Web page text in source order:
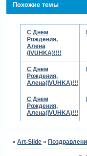
Похожие темы
С Днем
Рождения,
Алена
(IVUHKA)!!!!
С Днём
Рождения,
Алена(IVUHKA)!!!
С Днем
Рождения,
Алена(IVUHKA)!!!
»Art-Slide »